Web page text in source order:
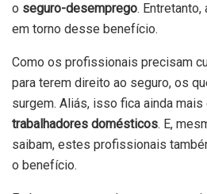
o seguro-desemprego. Entretanto,
em torno desse benefício.
Como os profissionais precisam
para terem direito ao seguro, os
surgem. Aliás, isso fica ainda
trabalhadores domésticos. E,
saibam, estes profissionais
o benefício.